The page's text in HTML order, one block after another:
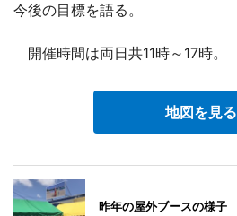
今後の目標を語る。
開催時間は両日共11時～17時。
地図を見る
昨年の屋外ブースの様子